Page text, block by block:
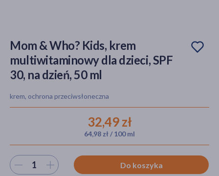
Mom & Who? Kids, krem
multiwitaminowy dla dzieci, SPF
30, na dzień, 50 ml
krem, ochrona przeciwsłoneczna
32,49 zł
64,98 zł / 100 ml
Wybierz ilość Do koszyka